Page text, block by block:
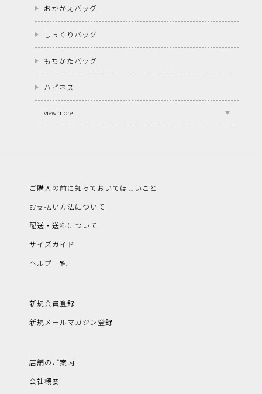
おかかえバッグL
しっくりバッグ
もちかたバッグ
ハピネス
view more
ご購入の前に知っておいてほしいこと
お支払い方法について
配送・送料について
サイズガイド
ヘルプ一覧
新規会員登録
新規メールマガジン登録
店舗のご案内
会社概要